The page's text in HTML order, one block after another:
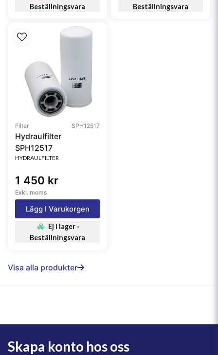
Beställningsvara
Beställningsvara
Filter SPH12517
Hydraulfilter
SPH12517
HYDRAULFILTER
1 450 kr
Exkl. moms
Lägg I Varukorgen
Ej i lager -
Beställningsvara
Visa alla produkter
Skapa konto hos oss